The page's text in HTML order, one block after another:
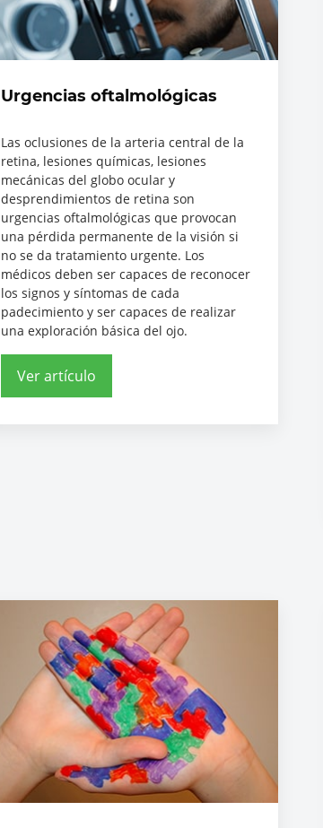
Urgencias oftalmológicas
Las oclusiones de la arteria central de la
retina, lesiones químicas, lesiones
mecánicas del globo ocular y
desprendimientos de retina son
urgencias oftalmológicas que provocan
una pérdida permanente de la visión si
no se da tratamiento urgente. Los
médicos deben ser capaces de reconocer
los signos y síntomas de cada
padecimiento y ser capaces de realizar
una exploración básica del ojo.
Ver artículo